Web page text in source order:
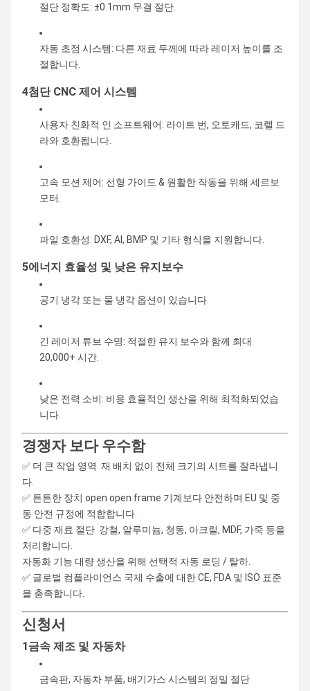
절단 정확도: ±0.1mm 무결 절단.
자동 초점 시스템: 다른 재료 두께에 따라 레이저 높이를 조
절합니다.
4첨단 CNC 제어 시스템
사용자 친화적 인 소프트웨어: 라이트 번, 오토캐드, 코렐 드
라와 호환됩니다.
고속 모션 제어: 선형 가이드 & 원활한 작동을 위해 세르보
모터.
파일 호환성: DXF, AI, BMP 및 기타 형식을 지원합니다.
5에너지 효율성 및 낮은 유지보수
공기 냉각 또는 물 냉각 옵션이 있습니다.
긴 레이저 튜브 수명: 적절한 유지 보수와 함께 최대
20,000+ 시간.
낮은 전력 소비: 비용 효율적인 생산을 위해 최적화되었습
니다.
경쟁자 보다 우수함
✅ 더 큰 작업 영역 ️ 재 배치 없이 전체 크기의 시트를 잘라냅니
다.
✅ 튼튼한 장치 open open frame 기계보다 안전하며 EU 및 중
동 안전 규정에 적합합니다.
✅ 다중 재료 절단 ️ 강철, 알루미늄, 청동, 아크릴, MDF, 가죽 등을
처리합니다.
자동화 기능 대량 생산을 위해 선택적 자동 로딩 / 탈하.
✅ 글로벌 컴플라이언스 국제 수출에 대한 CE, FDA 및 ISO 표준
을 충족합니다.
신청서
1금속 제조 및 자동차
금속판, 자동차 부품, 배기가스 시스템의 정밀 절단